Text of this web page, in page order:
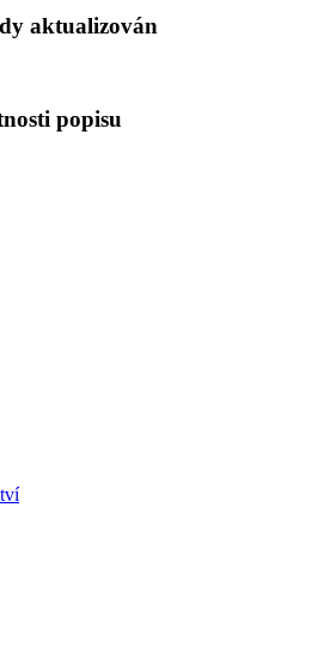
aktualizován
popisu